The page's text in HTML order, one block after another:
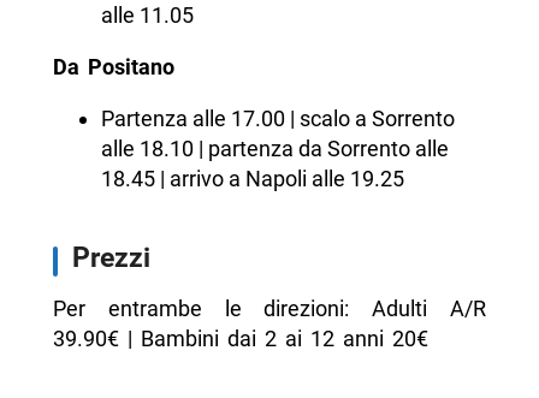
alle 11.05
Da Positano
Partenza alle 17.00 | scalo a Sorrento
alle 18.10 | partenza da Sorrento alle
18.45 | arrivo a Napoli alle 19.25
Prezzi
Per entrambe le direzioni: Adulti A/R
39.90€ | Bambini dai 2 ai 12 anni 20€